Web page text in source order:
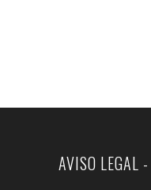
AVISO LEGAL